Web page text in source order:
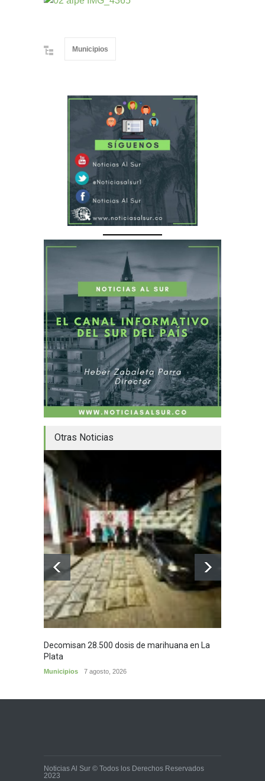
Municipios
Otras Noticias
Decomisan 28.500 dosis de marihuana en La
Plata
Municipios 7 agosto, 2026
Noticias Al Sur © Todos los Derechos Reservados
2023